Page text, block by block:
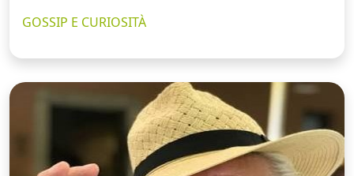
GOSSIP E CURIOSITÀ